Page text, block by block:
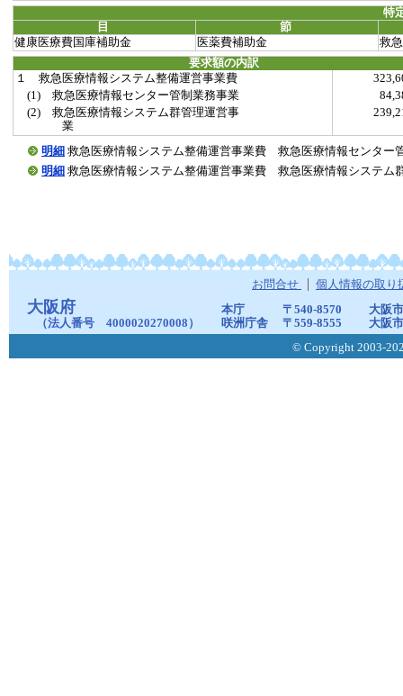
特
目
節
健康医療費国庫補助金
医薬費補助金
救
要求額の内訳
１ 救急医療情報システム整備運営事業費
(1) 救急医療情報センター管制業務事業
(2) 救急医療情報システム群管理運営事
業
明細 救急医療情報システム整備運営事業費 救急医療情報センター
明細 救急医療情報システム整備運営事業費 救急医療情報システム
お問合せ 個人情報の取り
大阪府
（法人番号 4000020270008）
本庁 〒540-8570
大阪
咲洲庁舎
〒559-8555
大阪
© Copyright 2003-